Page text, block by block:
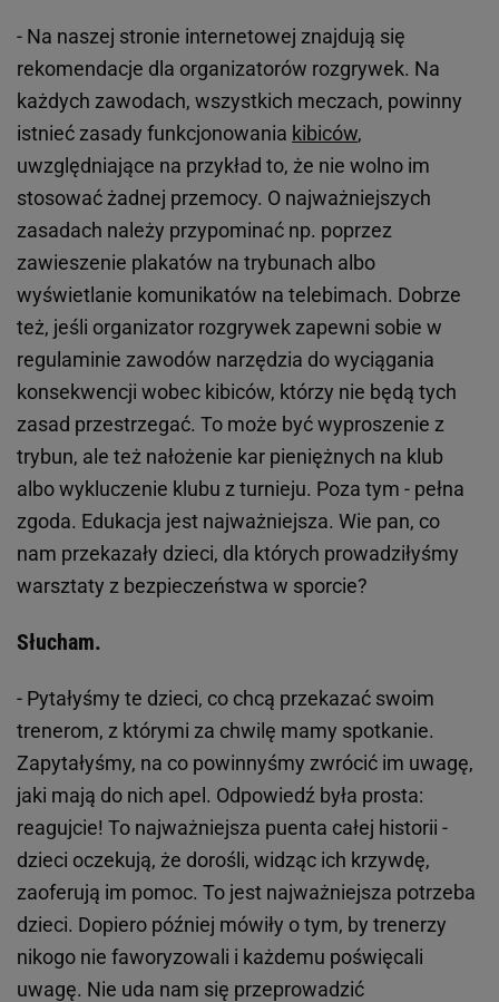
- Na naszej stronie internetowej znajdują się
rekomendacje dla organizatorów rozgrywek. Na
każdych zawodach, wszystkich meczach, powinny
istnieć zasady funkcjonowania kibiców,
uwzględniające na przykład to, że nie wolno im
stosować żadnej przemocy. O najważniejszych
zasadach należy przypominać np. poprzez
zawieszenie plakatów na trybunach albo
wyświetlanie komunikatów na telebimach. Dobrze
też, jeśli organizator rozgrywek zapewni sobie w
regulaminie zawodów narzędzia do wyciągania
konsekwencji wobec kibiców, którzy nie będą tych
zasad przestrzegać. To może być wyproszenie z
trybun, ale też nałożenie kar pieniężnych na klub
albo wykluczenie klubu z turnieju. Poza tym - pełna
zgoda. Edukacja jest najważniejsza. Wie pan, co
nam przekazały dzieci, dla których prowadziłyśmy
warsztaty z bezpieczeństwa w sporcie?
Słucham.
- Pytałyśmy te dzieci, co chcą przekazać swoim
trenerom, z którymi za chwilę mamy spotkanie.
Zapytałyśmy, na co powinnyśmy zwrócić im uwagę,
jaki mają do nich apel. Odpowiedź była prosta:
reagujcie! To najważniejsza puenta całej historii -
dzieci oczekują, że dorośli, widząc ich krzywdę,
zaoferują im pomoc. To jest najważniejsza potrzeba
dzieci. Dopiero później mówiły o tym, by trenerzy
nikogo nie faworyzowali i każdemu poświęcali
uwagę. Nie uda nam się przeprowadzić